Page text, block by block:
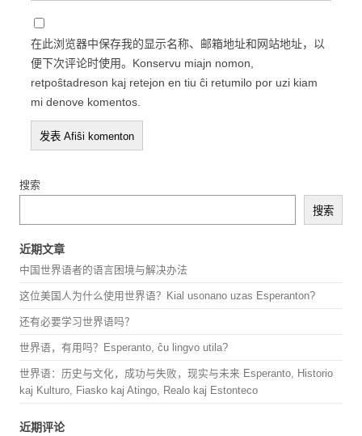
在此浏览器中保存我的显示名称、邮箱地址和网站地址，以
便下次评论时使用。Konservu miajn nomon,
retpoŝtadreson kaj retejon en tiu ĉi retumilo por uzi kiam
mi denove komentos.
搜索
搜索
近期文章
中国世界语者的语言困境与解决办法
这位美国人为什么使用世界语？Kial usonano uzas Esperanton?
还有必要学习世界语吗？
世界语，有用吗？Esperanto, ĉu lingvo utila?
世界语：历史与文化，成功与失败，现实与未来 Esperanto, Historio
kaj Kulturo, Fiasko kaj Atingo, Realo kaj Estonteco
近期评论